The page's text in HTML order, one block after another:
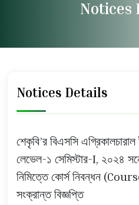
Notices
Notices Details
শেকৃবি’র বিএসসি
লেভেল-১ সেমিস্টার-I, ২০২৪
নিমিত্তে কোর্স নিবন্ধন
সংক্রান্ত বিজ্ঞপ্তি